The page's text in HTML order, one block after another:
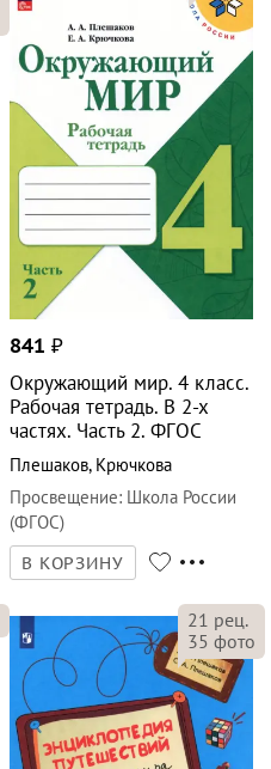
841 ₽
Окружающий мир. 4 класс.
Рабочая тетрадь. В 2-х
частях. Часть 2. ФГОС
Плешаков, Крючкова
Просвещение: Школа России
(ФГОС)
В КОРЗИНУ
21 рец.
35 фото